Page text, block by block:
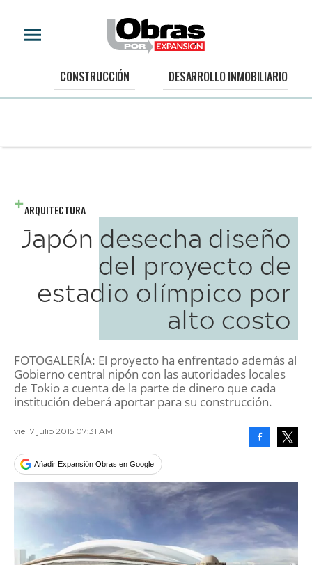
CONSTRUCCIÓN DESARROLLO INMOBILIARIO
ARQUITECTURA
Japón desecha diseño
del proyecto de
estadio olímpico por
alto costo
FOTOGALERÍA: El proyecto ha enfrentado además al
Gobierno central nipón con las autoridades locales
de Tokio a cuenta de la parte de dinero que cada
institución deberá aportar para su construcción.
vie 17 julio 2015 07:31 AM
Añadir Expansión Obras en Google